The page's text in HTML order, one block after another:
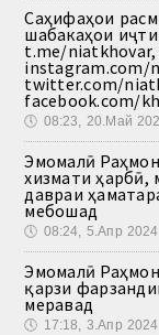
Саҳифаҳои
шабакаҳои
t.me/
instagram.com/
twitter.com/
facebook.com/
🕔 08:23, 20.Май
Эмомалӣ
хизмати ҳарбӣ,
давраи
мебошад
🕔 08:24, 5.Апр 2024
Эмомалӣ
қарзи
меравад
🕔 17:18, 3.Апр 2024